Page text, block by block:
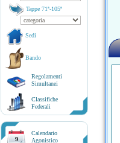
Tappe 71ª-105ª
Sedi
Bando
Regolamenti
Simultanei
Classifiche
Federali
9
Calendario
Agonistico